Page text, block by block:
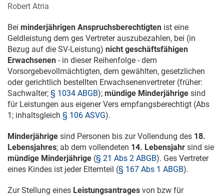
Robert Atria
Bei minderjährigen Anspruchsberechtigten ist eine
Geldleistung dem ges Vertreter auszubezahlen, bei (in
Bezug auf die SV-Leistung) nicht geschäftsfähigen
Erwachsenen - in dieser Reihenfolge - dem
Vorsorgebevollmächtigten, dem gewählten, gesetzlichen
oder gerichtlich bestellten Erwachsenenvertreter (früher:
Sachwalter; § 1034 ABGB); mündige Minderjährige sind
für Leistungen aus eigener Vers empfangsberechtigt (Abs
1; inhaltsgleich § 106 ASVG).
Minderjährige sind Personen bis zur Vollendung des 18.
Lebensjahres; ab dem vollendeten 14. Lebensjahr sind sie
mündige Minderjährige (§ 21 Abs 2 ABGB). Ges Vertreter
eines Kindes ist jeder Elternteil (§ 167 Abs 1 ABGB).
Zur Stellung eines Leistungsantrages von bzw für